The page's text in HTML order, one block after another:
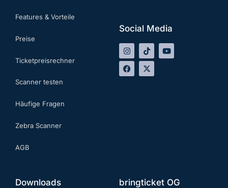
Features & Vorteile
Preise
Ticketpreisrechner
Scanner testen
Häufige Fragen
Zebra Scanner
AGB
Social Media
Downloads bringticket OG